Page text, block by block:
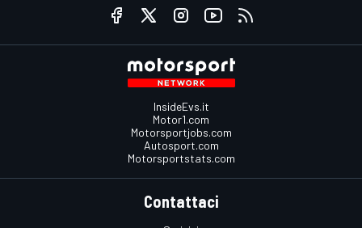
InsideEvs.it
Motor1.com
Motorsportjobs.com
Autosport.com
Motorsportstats.com
Contattaci